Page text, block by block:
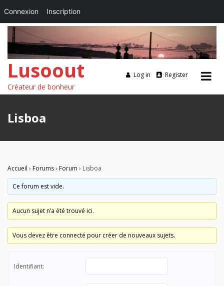
content
Lusoout
Créateur de bonheur
Log in Register
Lisboa
Accueil › Forums› Forum › Lisboa
Ce forum est vide.
Aucun sujet n’a été trouvé ici.
Vous devez être connecté pour créer de nouveaux sujets.
Identifiant:
Connexion Inscription